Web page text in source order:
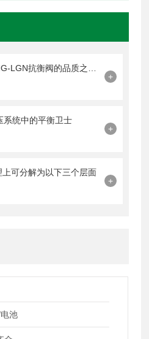
+
系统中的平衡卫士
+
可分解为以下三个层面
+
池